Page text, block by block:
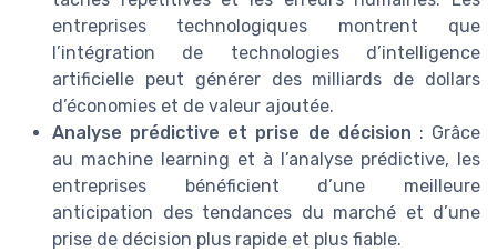
entreprises technologiques montrent que
l’intégration de technologies d’intelligence
artificielle peut générer des milliards de dollars
d’économies et de valeur ajoutée.
Analyse prédictive et prise de décision : Grâce
au machine learning et à l’analyse prédictive, les
entreprises bénéficient d’une meilleure
anticipation des tendances du marché et d’une
prise de décision plus rapide et plus fiable.